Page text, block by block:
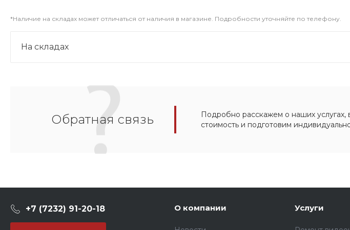
*Наличие на складах может отличаться от наличия в магазине. Подробности уточняйте по телефону.
На складах
Обратная связь
Подробно расскажем о наших услугах,
стоимость и подготовим
+7 (7232) 91-20-18 О компании Услуги